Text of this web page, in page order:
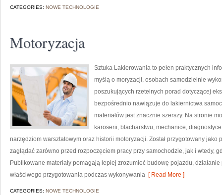
CATEGORIES: NOWE TECHNOLOGIE
Motoryzacja
Sztuka Lakierowania to pełen praktycznych
myślą o moryzacji, osobach samodzielnie
poszukujących rzetelnych porad dotyczącej
bezpośrednio nawiązuje do lakiernictwa
materiałów jest znacznie szerszy. Na stronie
karoserii, blacharstwu, mechanice,
narzędziom warsztatowym oraz historii motoryzacji. Został przygotowany
zaglądać zarówno przed rozpoczęciem pracy przy samochodzie, jak i wtedy,
Publikowane materiały pomagają lepiej zrozumieć budowę pojazdu,
właściwego przygotowania podczas wykonywania [ Read More ]
CATEGORIES: NOWE TECHNOLOGIE